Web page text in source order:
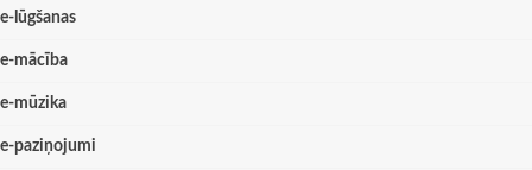
e-lūgšanas
e-mācība
e-mūzika
e-paziņojumi